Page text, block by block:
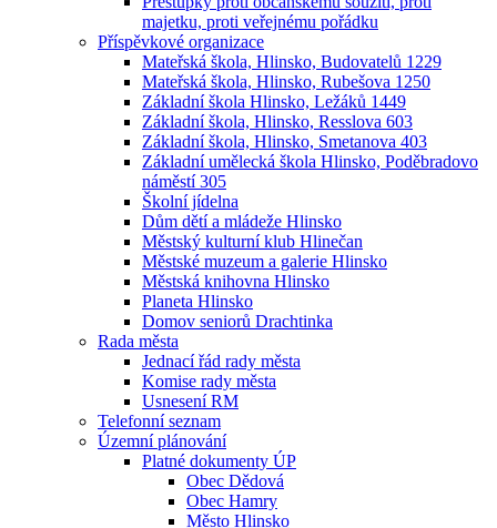
majetku, proti veřejnému pořádku
Příspěvkové organizace
Mateřská škola, Hlinsko, Budovatelů 1229
Mateřská škola, Hlinsko, Rubešova 1250
Základní škola Hlinsko, Ležáků 1449
Základní škola, Hlinsko, Resslova 603
Základní škola, Hlinsko, Smetanova 403
Základní umělecká škola Hlinsko, Poděbradovo
náměstí 305
Školní jídelna
Dům dětí a mládeže Hlinsko
Městský kulturní klub Hlinečan
Městské muzeum a galerie Hlinsko
Městská knihovna Hlinsko
Planeta Hlinsko
Domov seniorů Drachtinka
Rada města
Jednací řád rady města
Komise rady města
Usnesení RM
Telefonní seznam
Územní plánování
Platné dokumenty ÚP
Obec Dědová
Obec Hamry
Město Hlinsko